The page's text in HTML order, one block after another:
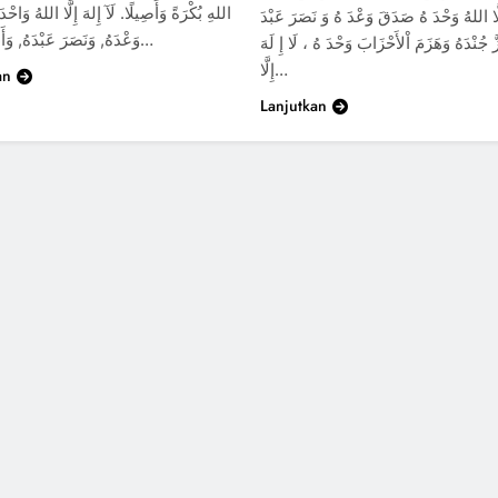
اللهِ بُكْرَةً وَأَصِيلًا. لَآ إِلهَ إِلَّا اللهُ
وَعْدَهُ, وَنَصَرَ عَبْدَهُ, وَأَعَزَّ جُنْدَهُ…
اللهُ وَحْدَ هُ صَدَقَ وَعْدَ هُ وَ نَصَرَ عَبْدَ
جُنْدَهُ وَهَزَمَ اْلأَحْزَابَ وَحْدَ هُ ، لَا إِ لَهَ
إِلَّا…
Lanjutkan